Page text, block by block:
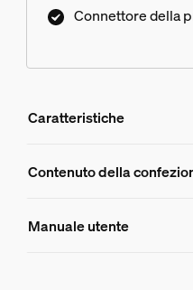
Connettore della
Caratteristiche
8721103063717
Contenuto della
Manuale utente